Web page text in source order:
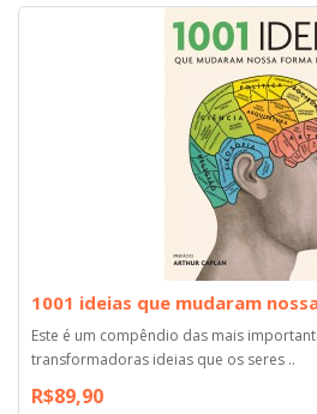
1001 ideias que mudaram
Este é um compêndio das mais
transformadoras ideias que os seres ..
R$89,90